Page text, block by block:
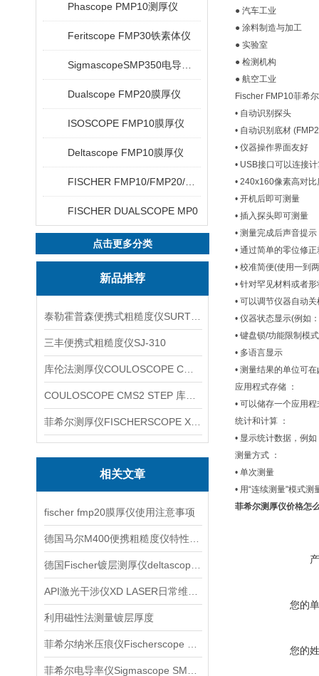
Phascope PMP10测厚仪
Feritscope FMP30铁素体仪
Dualscope FMP20膜厚仪
ISOSCOPE FMP10膜厚仪
Deltascope FMP10膜厚仪
FISCHER DUALSCOPE MP0
点击更多分类
新品推荐
三丰便携式粗糙度仪SJ-310
相关文章
fischer fmp20膜厚仪使用注意事项
利用磁性法测量镀层厚度
● 汽车工业
● 涂料制造与加工
● 实验室
● 检测机构
● 航空工业
Fischer FMP10菲希
• 自动识别探头
• 自动识别底材
• 仪器操作界面友好
• USB接口可以连接
• 240x160像素高对
• 开机后即可测量
• 插入探头即可测量
• 测量完成后声音提示
• 通过简单的零位修
• 校准简便(使用一到
• 针对罕见材料或者
• 可以调节仪器自动
• 仪器状态显示(例如
• 键盘锁/功能限制模
• 多语言显示
• 测量结果的单位可
应用程式存储 ：
• 可以储存一个应用
统计和计算 ：
• 显示统计数据，例
测量方式 ：
• 单次测量
• 用“连续测量"模式
菲希尔测厚仪价格怎
您的
您的